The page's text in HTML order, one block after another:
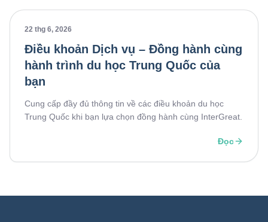
22 thg 6, 2026
Điều khoản Dịch vụ – Đồng hành cùng
hành trình du học Trung Quốc của
bạn
Cung cấp đầy đủ thông tin về các điều khoản du học
Trung Quốc khi bạn lựa chọn đồng hành cùng InterGreat.
Đọc